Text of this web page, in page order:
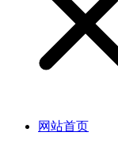
网站首页